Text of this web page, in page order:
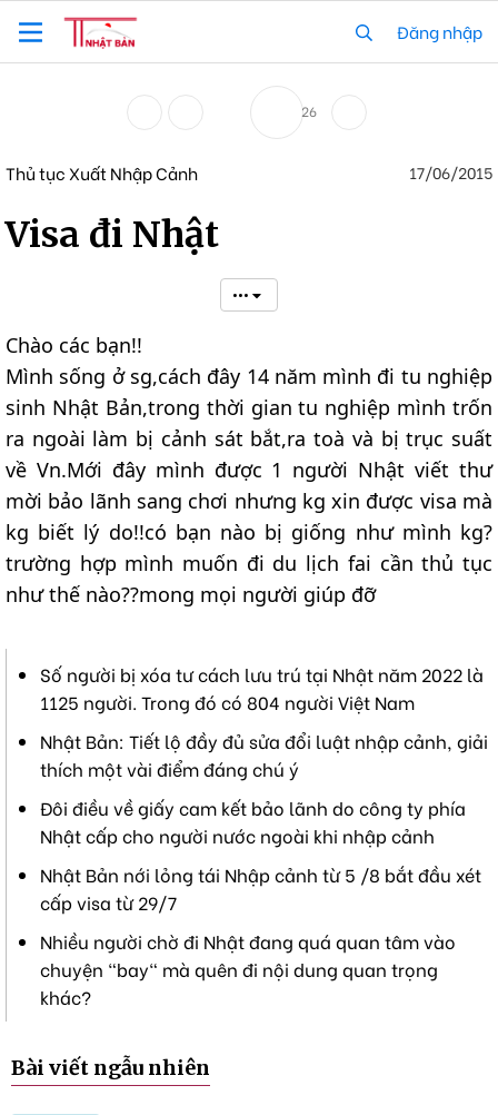
Đăng nhập
26
Thủ tục Xuất Nhập Cảnh 17/06/2015
Visa đi Nhật
•••
Chào các bạn!!
Mình sống ở sg,cách đây 14 năm mình đi tu nghiệp
sinh Nhật Bản,trong thời gian tu nghiệp mình trốn
ra ngoài làm bị cảnh sát bắt,ra toà và bị trục suất
về Vn.Mới đây mình được 1 người Nhật viết thư
mời bảo lãnh sang chơi nhưng kg xin được visa mà
kg biết lý do!!có bạn nào bị giống như mình kg?
trường hợp mình muốn đi du lịch fai cần thủ tục
như thế nào??mong mọi người giúp đỡ
Số người bị xóa tư cách lưu trú tại Nhật năm 2022 là
1125 người. Trong đó có 804 người Việt Nam
Nhật Bản: Tiết lộ đầy đủ sửa đổi luật nhập cảnh, giải
thích một vài điểm đáng chú ý
Đôi điều về giấy cam kết bảo lãnh do công ty phía
Nhật cấp cho người nước ngoài khi nhập cảnh
Nhật Bản nới lỏng tái Nhập cảnh từ 5 /8 bắt đầu xét
cấp visa từ 29/7
Nhiều người chờ đi Nhật đang quá quan tâm vào
chuyện "bay" mà quên đi nội dung quan trọng
khác?
Bài viết ngẫu nhiên